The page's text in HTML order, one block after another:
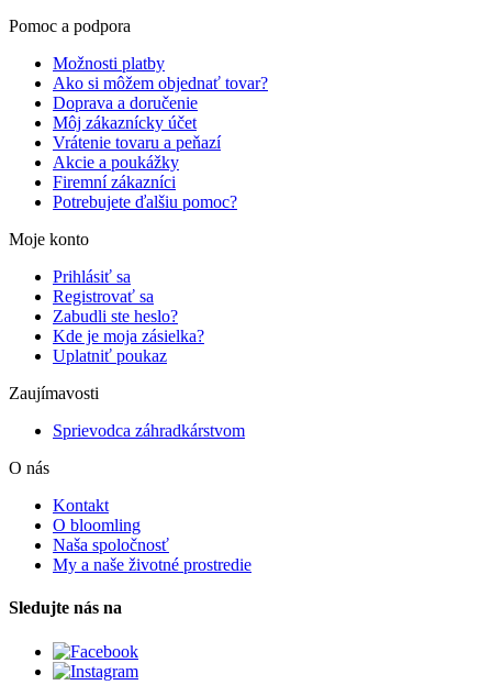
Pomoc a podpora
Možnosti platby
Ako si môžem objednať tovar?
Doprava a doručenie
Môj zákaznícky účet
Vrátenie tovaru a peňazí
Akcie a poukážky
Firemní zákazníci
Potrebujete ďalšiu pomoc?
Moje konto
Prihlásiť sa
Registrovať sa
Zabudli ste heslo?
Kde je moja zásielka?
Uplatniť poukaz
Zaujímavosti
Sprievodca záhradkárstvom
O nás
Kontakt
O bloomling
Naša spoločnosť
My a naše životné prostredie
Sledujte nás na